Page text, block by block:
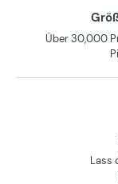
Über 30,000
Lass